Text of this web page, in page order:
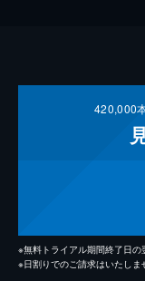
420,000
※無料トライアル期間終了日の
※日割りでのご請求はいたしま